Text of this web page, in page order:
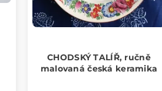
CHODSKÝ TALÍŘ, ručně
malovaná česká keramika